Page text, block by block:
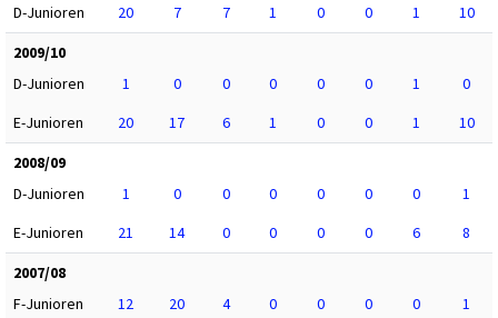
D-Junioren
20 7 7 1 0 0 1
10
2009/10
D-Junioren
1 0 0 0 0 0 1
0
E-Junioren
20 17 6 1 0 0 1
10
2008/09
D-Junioren
1 0 0 0 0 0 0
1
E-Junioren
21 14 0 0 0 0 6
8
2007/08
F-Junioren
12 20 4 0 0 0 0
1